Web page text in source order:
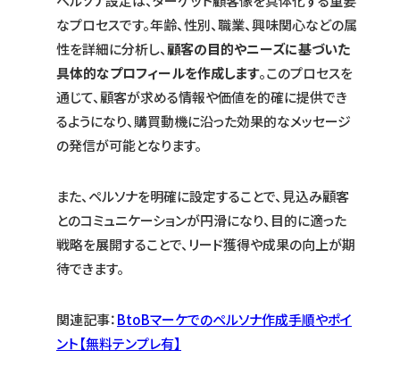
なプロセスです。年齢、性別、職業、興味関心などの属
性を詳細に分析し、顧客の目的やニーズに基づいた
具体的なプロフィールを作成します。このプロセスを
通じて、顧客が求める情報や価値を的確に提供でき
るようになり、購買動機に沿った効果的なメッセージ
の発信が可能となります。
また、ペルソナを明確に設定することで、見込み顧客
とのコミュニケーションが円滑になり、目的に適った
戦略を展開することで、リード獲得や成果の向上が期
待できます。
関連記事：BtoBマーケでのペルソナ作成手順やポイ
ント【無料テンプレ有】